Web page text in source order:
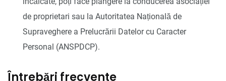
de proprietari sau la Autoritatea Națională de
Supraveghere a Prelucrării Datelor cu Caracter
Personal (ANSPDCP).
Întrebări frecvente